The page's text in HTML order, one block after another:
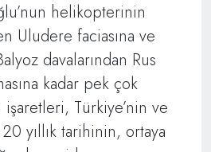
helikopterinin
Uludere faciasına ve
davalarından Rus
kadar pek çok
Türkiye’nin ve
yıllık tarihinin, ortaya